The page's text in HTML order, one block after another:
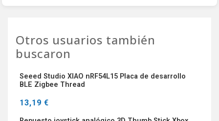
Otros usuarios también
buscaron
Seeed Studio XIAO nRF54L15 Placa de desarrollo
BLE Zigbee Thread
13,19 €